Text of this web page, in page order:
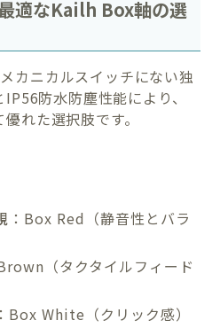
適なKailh Box軸の選
カニカルスイッチにない独
防水防塵性能により、
れた選択肢です。
：Box Red（静音性とバラ
（タクタイルフィード
：Box White（クリック感）